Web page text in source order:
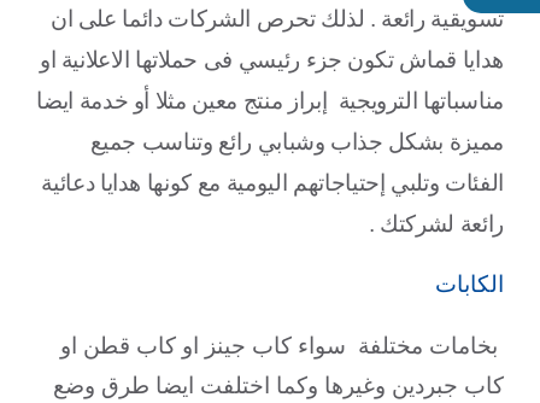
تسويقية رائعة . لذلك تحرص الشركات دائما على ان
هدايا قماش تكون جزء رئيسي فى حملاتها الاعلانية او
مناسباتها الترويجية إبراز منتج معين مثلا أو خدمة ايضا
مميزة بشكل جذاب وشبابي رائع وتناسب جميع
الفئات وتلبي إحتياجاتهم اليومية مع كونها هدايا دعائية
رائعة لشركتك .
الكابات
بخامات مختلفة سواء كاب جينز او كاب قطن او
كاب جبردين وغيرها وكما اختلفت ايضا طرق وضع